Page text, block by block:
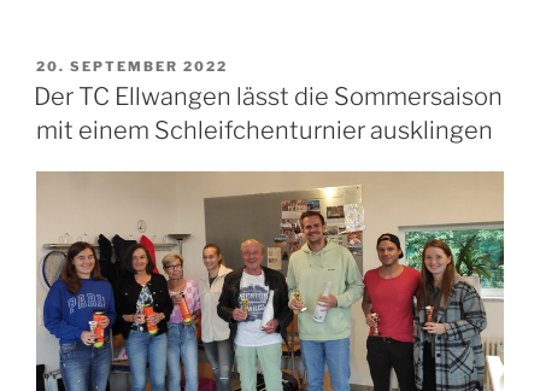
VERÖFFENTLICHT
AM
20. SEPTEMBER 2022
Der TC Ellwangen lässt die Sommersaison
mit einem Schleifchenturnier ausklingen